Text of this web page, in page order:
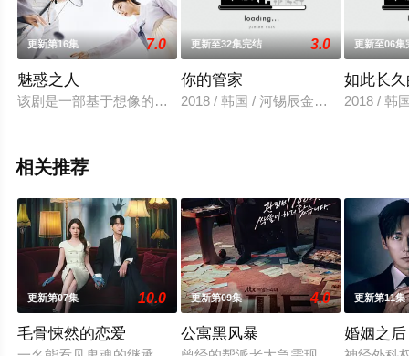
更新第16集 7.0
魅惑之人
该剧是一部基于想像的虚构历史剧。处于王权及政权斗争中的
更新至32集完结 3.0
你的管家
2018 / 韩国 / 河锡辰金知妍李知勋高
更新至06集
如此长
2018 / 韩
相关推荐
更新第07集 10.0
毛骨悚然的恋爱
更新第09集 4.0
公寓黑风暴
更新第11集
婚姻之后